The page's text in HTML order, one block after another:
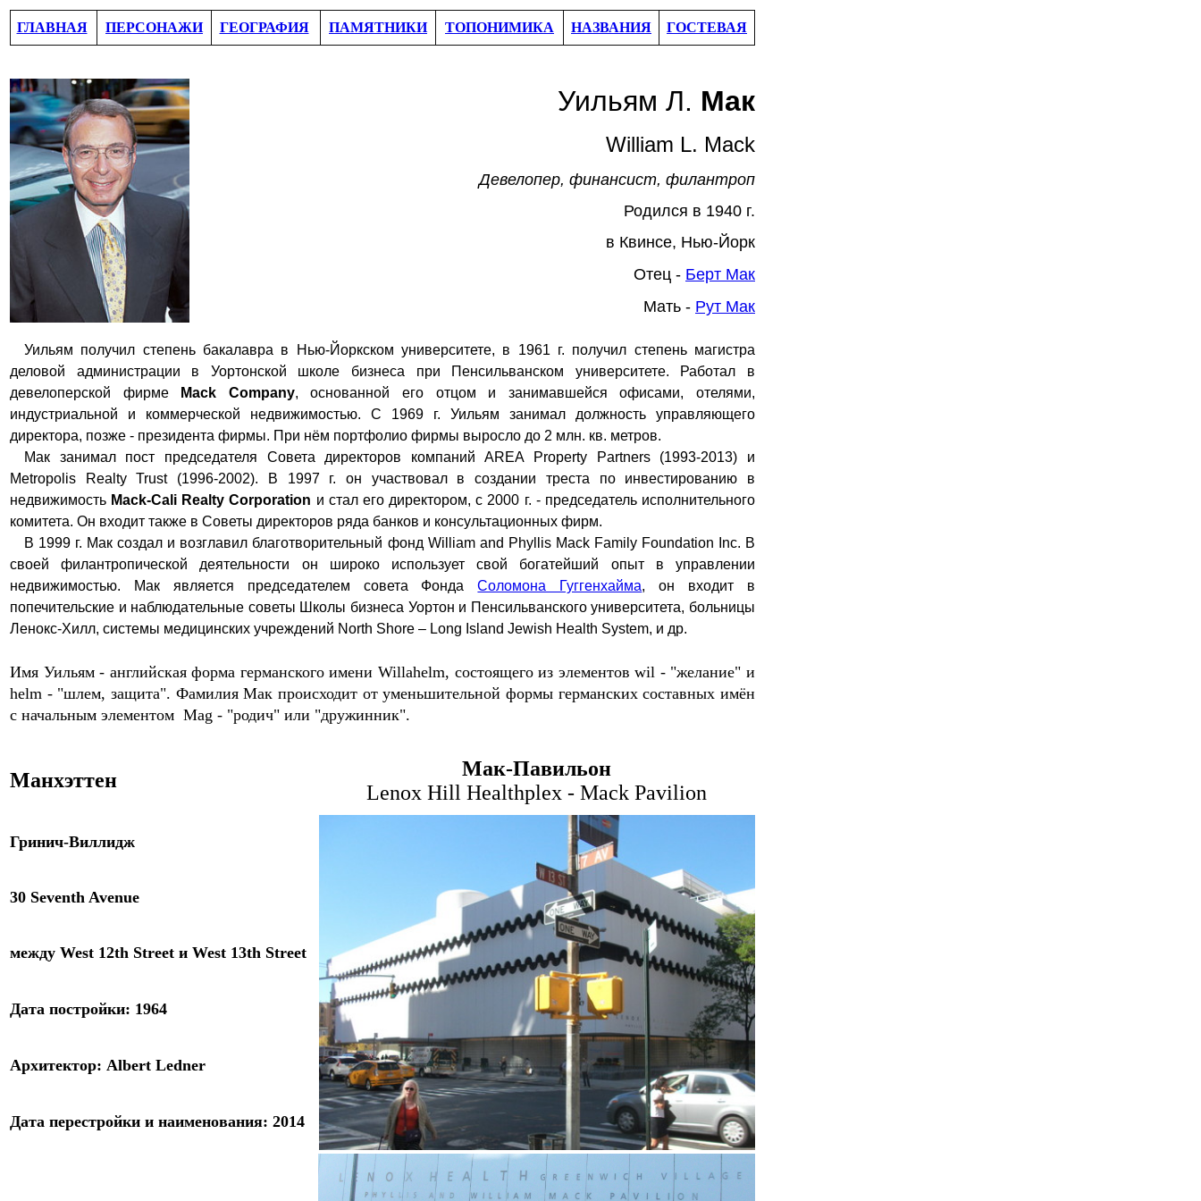
ГЛАВНАЯ ПЕРСОНАЖИ ГЕОГРАФИЯ ПАМЯТНИКИ ТОПОНИМИКА НАЗВАНИЯ ГОСТЕВАЯ
Уильям Л. Мак
William L. Mack
Девелопер, финансист, филантроп
Родился в 1940 г.
в Квинсе, Нью-Йорк
Отец - Берт Мак
Мать - Рут Мак
Уильям получил степень бакалавра в Нью-Йоркском университете, в 1961 г. получил степень магистра
деловой администрации в Уортонской школе бизнеса при Пенсильванском университете. Работал в
девелоперской фирме
Mack Company, основанной его отцом и занимавшейся офисами, отелями,
индустриальной и коммерческой недвижимостью. С 1969
г. Уильям занимал должность управляющего
директора, позже - президента фирмы. При нём портфолио фирмы выросло до 2 млн. кв. метров.
Мак занимал пост председателя Совета директоров компаний AREA Property Partners (1993-2013) и
Metropolis Realty Trust (1996-2002). В 1997
г. он участвовал в создании треста по инвестированию в
недвижимость Mack-Cali Realty Corporation и стал его директором, с 2000 г. - председатель исполнительного
комитета. Он входит также в Советы директоров ряда банков и консультационных фирм.
В 1999 г. Мак создал и возглавил благотворительный фонд William and Phyllis Mack Family Foundation Inc. В
своей филантропической деятельности он широко использует свой богатейший опыт в управлении
недвижимостью. Мак является председателем совета ФондаСоломона Гуггенхайма, он входит в
попечительские и наблюдательные советы Школы бизнеса Уортон и Пенсильванского университета, больницы
Ленокс-Хилл, системы медицинских учреждений North Shore – Long Island Jewish Health System, и др.
Имя Уильям - английская форма германского имениWillahelm, состоящего из элементов wil - "желание" и
helm - "шлем, защита". Фамилия Мак происходит от уменьшительной формы германских составных имён
с начальным элементом Mag - "родич" или "дружинник".
Манхэттен
Мак-Павильон
Lenox Hill Healthplex - Mack Pavilion
Гринич-Виллидж
30 Seventh Avenue
между West 12th Street и West 13th Street
Дата постройки: 1964
Архитектор: Albert Ledner
Дата перестройки и наименования: 2014